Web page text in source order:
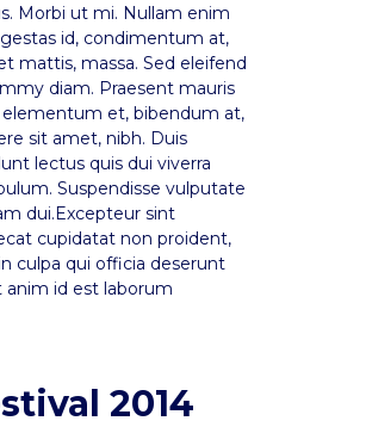
Morbi ut mi. Nullam enim
id, condimentum at,
mattis, massa. Sed eleifend
diam. Praesent mauris
elementum et, bibendum at,
sit amet, nibh. Duis
lectus quis dui viverra
Suspendisse vulputate
dui.Excepteur sint
cupidatat non proident,
culpa qui officia deserunt
anim id est laborum
2014